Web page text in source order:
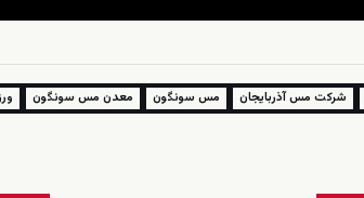
شرکت مس آذربایجان مس سونگون معدن مس سونگون